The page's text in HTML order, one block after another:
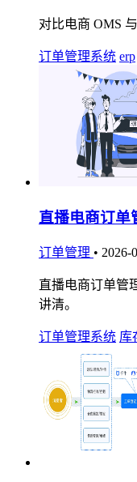
对比电商 OMS
订单管理系统 erp
直播电商订单
订单管理 • 2026-
直播电商订单管
讲清。
订单管理系统 库